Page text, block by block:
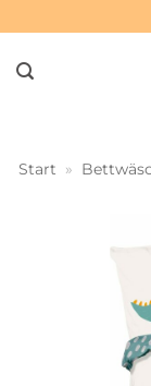
springen
Start »